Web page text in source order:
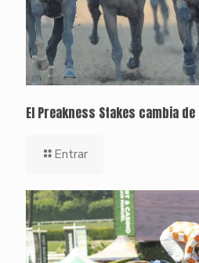
El Preakness Stakes cambia
Entrar